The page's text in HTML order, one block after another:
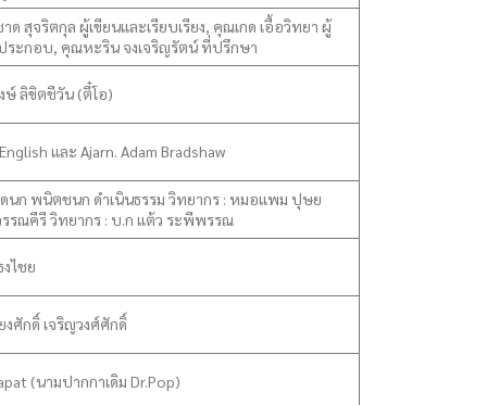
ด สุจริตกุล ผู้เขียนและเรียบเรียง, คุณเกด เอื้อวิทยา ผู้
ระกอบ, คุณหะริน จงเจริญรัตน์ ที่ปรึกษา
ลิขิตชีวัน (ตี๋โอ)
และ Ajarn. Adam Bradshaw
นก พนิตชนก ดำเนินธรรม วิทยากร : หมอแพม ปุษย
รณคีรี วิทยากร : บ.ก แต้ว ระพีพรรณ
ไชย
งศักดิ์ เจริญวงศ์ศักดิ์
(นามปากกาเดิม Dr.Pop)